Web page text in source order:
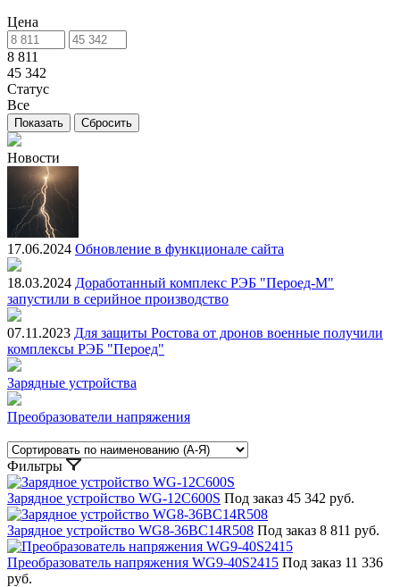
Цена
8 811
45 342
Статус
Все
Новости
17.06.2024 Обновление в функционале сайта
18.03.2024 Доработанный комплекс РЭБ "Пероед-М"
запустили в серийное производство
07.11.2023 Для защиты Ростова от дронов военные получили
комплексы РЭБ "Пероед"
Зарядные устройства
Преобразователи напряжения
Фильтры
Зарядное устройство WG-12C600S Под заказ 45 342 руб.
Зарядное устройство WG8-36BC14R508 Под заказ 8 811 руб.
Преобразователь напряжения WG9-40S2415 Под заказ 11 336
руб.